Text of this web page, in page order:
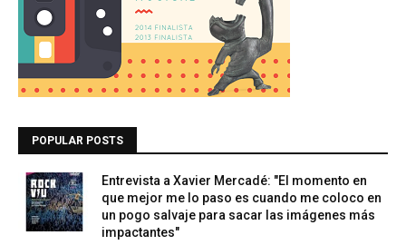
POPULAR POSTS
Entrevista a Xavier Mercadé: "El momento en
que mejor me lo paso es cuando me coloco en
un pogo salvaje para sacar las imágenes más
impactantes"